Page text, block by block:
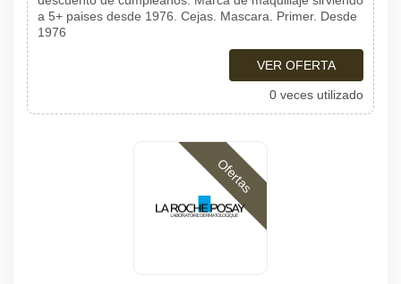
a 5+ paises desde 1976. Cejas. Mascara. Primer. Desde
1976
VER OFERTA
0 veces utilizado
Ofertas